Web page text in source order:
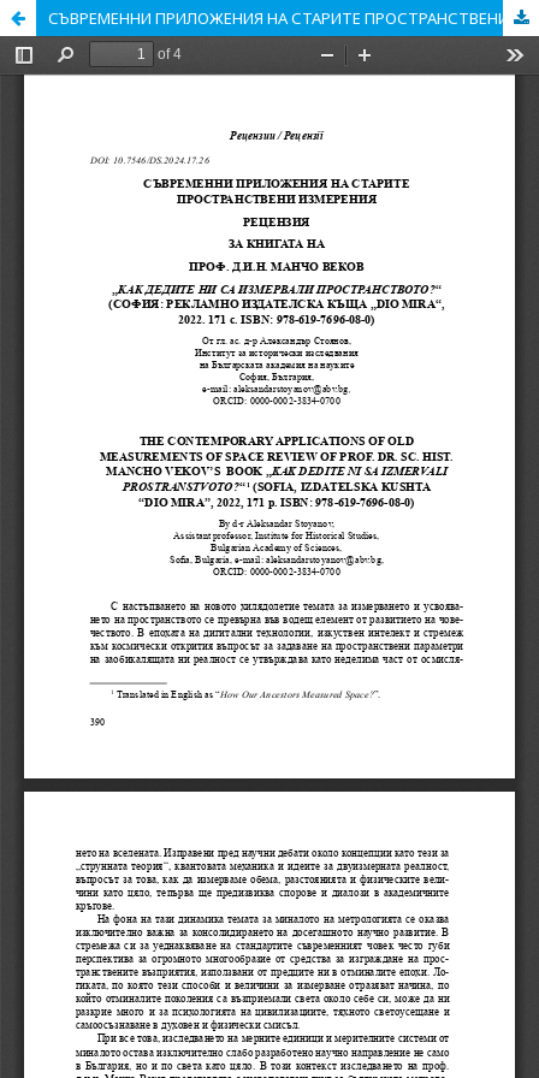
СЪВРЕМЕННИ ПРИЛОЖЕНИЯ НА СТАРИТЕ ПРОСТРАНСТВЕНИ ИЗМЕРЕНИЯ РЕЦЕНЗИЯ НА КНИГАТА НА ПРОФ. Д.И.Н. МАНЧО ВЕКОВ „КАК ДЕДИТЕ НИ СА ИЗМЕРВАЛИ ПРОСТРАНСТВОТО?“ (СОФИЯ: РЕКЛАМНО ИЗДАТЕЛСКА КЪЩА DIO MIRA, 2022), 171 с., ISBN: 978-619-7696-08-0